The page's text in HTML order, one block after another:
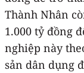
Thành Nhân
1.000 tỷ đồng
nghiệp này
sản dân dụng